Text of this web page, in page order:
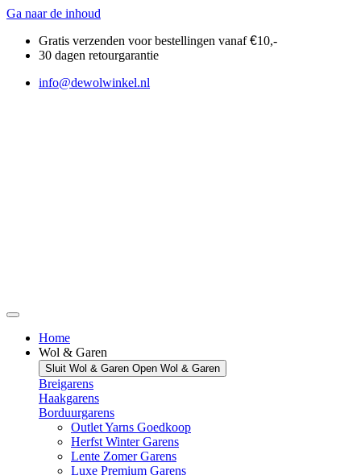
Ga naar de inhoud
Gratis verzenden voor bestellingen vanaf€10,-
30 dagen retourgarantie
info@dewolwinkel.nl
Home
Wol & Garen
Sluit Wol & Garen Open Wol & Garen
Breigarens
Haakgarens
Borduurgarens
Outlet Yarns Goedkoop
Herfst Winter Garens
Lente Zomer Garens
Luxe Premium Garens